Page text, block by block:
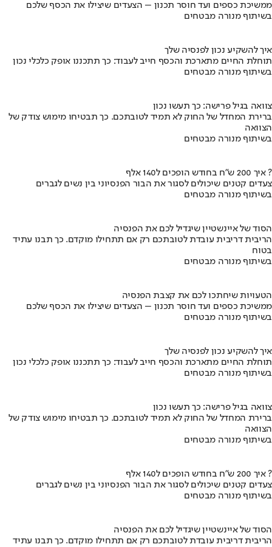
ממשיכת כספים ועד חוסר תכנון – הצעדים שיצילו את הכסף שלכם
בשיתוף מנורה מבטחים
איך להשקיע נכון לפנסיה שלך
תוחלת החיים מתארכת והכסף חייב לעבוד: כך תתכננו אופק כלכלי נכון
בשיתוף מנורה מבטחים
צוואה בגיל פרישה: כך תעשו נכון
ברירת המחדל של החוק לא תמיד לטובתכם. כך תבטיחו מימוש צודק של
הצוואה
בשיתוף מנורה מבטחים
איך 200 ש"ח בחודש הופכים ל140 אלף ?
צעדים קטנים שיכולים לסגור את הבור הפנסיוני בין נשים לגברים
בשיתוף מנורה מבטחים
הסוד של איינשטיין שיגדיל לכם את הפנסיה
הריבית דריבית עובדת לטובתכם רק אם תתחילו מוקדם. כך תבנו עתיד
בטוח
בשיתוף מנורה מבטחים
הטעויות שיחתכו לכם את קצבת הפנסיה
ממשיכת כספים ועד חוסר תכנון – הצעדים שיצילו את הכסף שלכם
בשיתוף מנורה מבטחים
איך להשקיע נכון לפנסיה שלך
תוחלת החיים מתארכת והכסף חייב לעבוד: כך תתכננו אופק כלכלי נכון
בשיתוף מנורה מבטחים
צוואה בגיל פרישה: כך תעשו נכון
ברירת המחדל של החוק לא תמיד לטובתכם. כך תבטיחו מימוש צודק של
הצוואה
בשיתוף מנורה מבטחים
איך 200 ש"ח בחודש הופכים ל140 אלף ?
צעדים קטנים שיכולים לסגור את הבור הפנסיוני בין נשים לגברים
בשיתוף מנורה מבטחים
הסוד של איינשטיין שיגדיל לכם את הפנסיה
הריבית דריבית עובדת לטובתכם רק אם תתחילו מוקדם. כך תבנו עתיד